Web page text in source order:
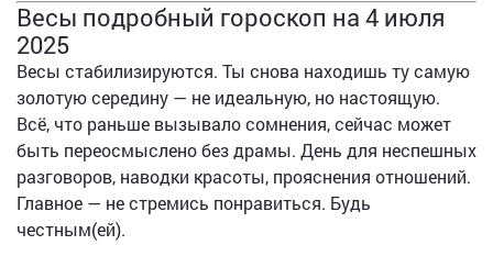
Весы подробный гороскоп на 4 июля
2025
Весы стабилизируются. Ты снова находишь ту самую
золотую середину — не идеальную, но настоящую.
Всё, что раньше вызывало сомнения, сейчас может
быть переосмыслено без драмы. День для неспешных
разговоров, наводки красоты, прояснения отношений.
Главное — не стремись понравиться. Будь
честным(ей).